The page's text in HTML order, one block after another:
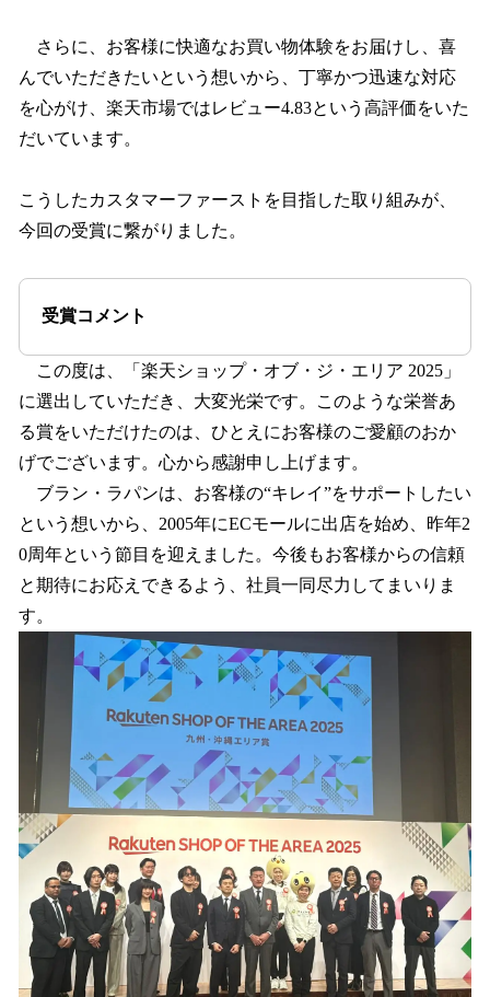
さらに、お客様に快適なお買い物体験をお届けし、喜
んでいただきたいという想いから、丁寧かつ迅速な対応
を心がけ、楽天市場ではレビュー4.83という高評価をいた
だいています。
こうしたカスタマーファーストを目指した取り組みが、
今回の受賞に繋がりました。
受賞コメント
この度は、「楽天ショップ・オブ・ジ・エリア 2025」
に選出していただき、大変光栄です。このような栄誉あ
る賞をいただけたのは、ひとえにお客様のご愛顧のおか
げでございます。心から感謝申し上げます。
ブラン・ラパンは、お客様の“キレイ”をサポートしたい
という想いから、2005年にECモールに出店を始め、昨年2
0周年という節目を迎えました。今後もお客様からの信頼
と期待にお応えできるよう、社員一同尽力してまいりま
す。